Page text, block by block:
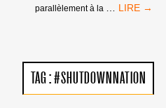
parallèlement à la
MANDATS
:
PAS
DE
TAG :#SHUTDOWNNATION